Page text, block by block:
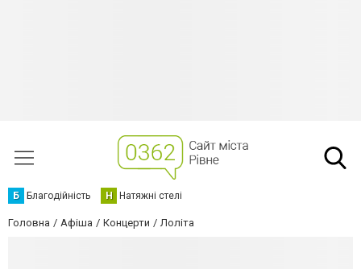
Б Благодійність Н Натяжні стелі
Головна Афіша Концерти Лоліта